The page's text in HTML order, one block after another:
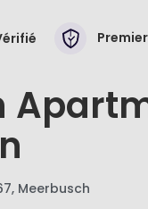
Meerbusch